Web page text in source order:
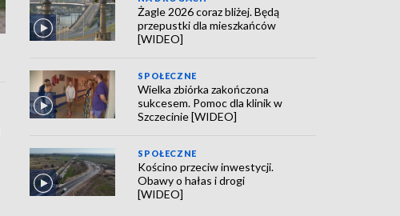
Żagle 2026 coraz bliżej. Będą
przepustki dla mieszkańców
[WIDEO]
SPOŁECZNE
Wielka zbiórka zakończona
sukcesem. Pomoc dla klinik w
Szczecinie [WIDEO]
SPOŁECZNE
Kościno przeciw inwestycji.
Obawy o hałas i drogi
[WIDEO]